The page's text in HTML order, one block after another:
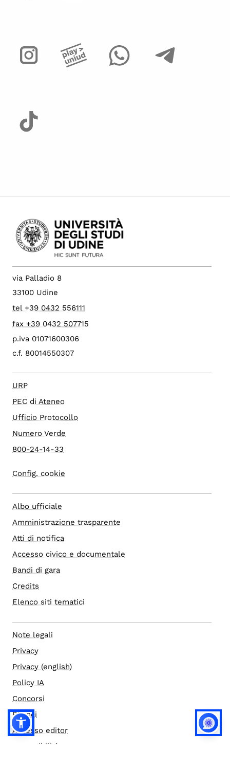
via Palladio 8
33100 Udine
tel +39 0432 556111
fax +39 0432 507715
p.iva 01071600306
c.f. 80014550307
URP
PEC di Ateneo
Ufficio Protocollo
Numero Verde
800-24-14-33
Config. cookie
Albo ufficiale
Amministrazione trasparente
Atti di notifica
Accesso civico e documentale
Bandi di gara
Credits
Elenco siti tematici
Note legali
Privacy
Privacy (english)
Policy IA
Concorsi
Bilanci
Accesso editor
Accessibilità